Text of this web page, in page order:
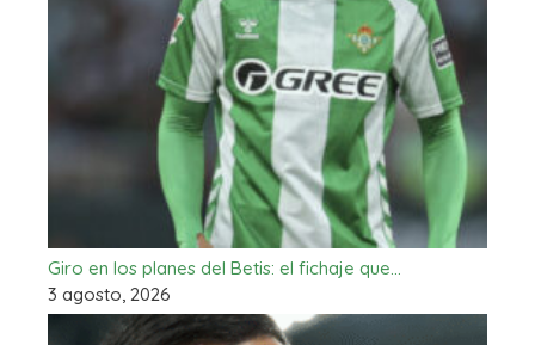
Giro en los planes del Betis: el fichaje que…
3 agosto, 2026